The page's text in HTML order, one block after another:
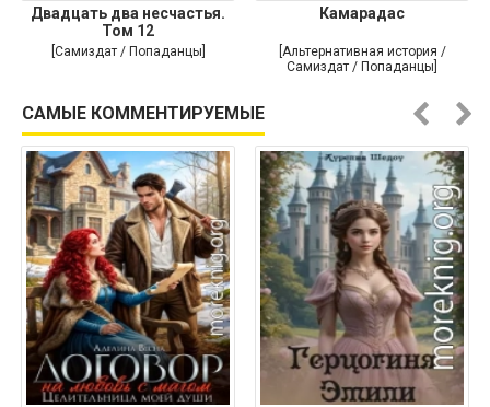
Двадцать два несчастья.
Том 12
[Самиздат / Попаданцы]
Камарадас
[Альтернативная история /
Самиздат / Попаданцы]
САМЫЕ КОММЕНТИРУЕМЫЕ